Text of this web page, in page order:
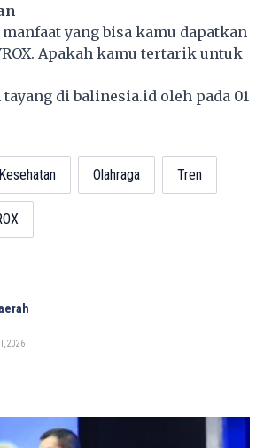
yang bisa kamu dapatkan
Apakah kamu tertarik untuk
tayang dibalinesia.id oleh pada 01
Kesehatan Olahraga Tren
2026